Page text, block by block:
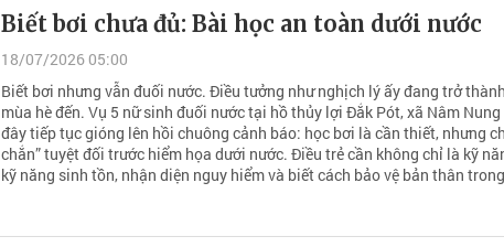
Biết bơi chưa đủ: Bài học an toàn dưới nước
18/07/2026 05:00
Biết bơi nhưng vẫn đuối nước. Điều tưởng như nghịch lý ấy đang trở
mùa hè đến. Vụ 5 nữ sinh đuối nước tại hồ thủy lợi Đắk Pót, xã Nâm
đây tiếp tục gióng lên hồi chuông cảnh báo: học bơi là cần thiết, nhưng
chắn” tuyệt đối trước hiểm họa dưới nước. Điều trẻ cần không chỉ là kỹ
kỹ năng sinh tồn, nhận diện nguy hiểm và biết cách bảo vệ bản thân